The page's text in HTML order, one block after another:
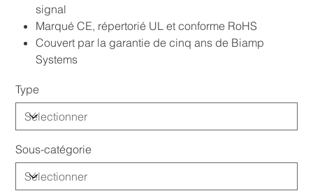
signal
Marqué CE, répertorié UL et conforme RoHS
Couvert par la garantie de cinq ans de Biamp
Systems
Type
Sous-catégorie